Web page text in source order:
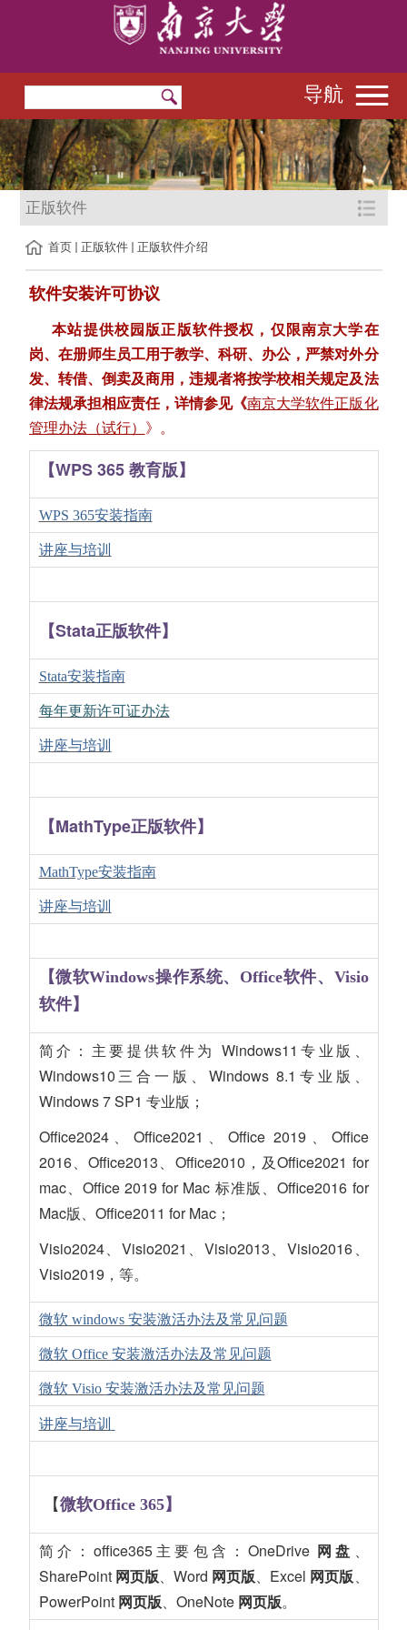
导航
正版软件
首页 正版软件 正版软件介绍
软件安装许可协议
本站提供校园版正版软件授权，仅限南京大学在
岗、在册师生员工用于教学、科研、办公，严禁对外分
发、转借、倒卖及商用 ，违规者将按学校相关规定及法
律法规承担相应责任，详情参见《南京大学软件正版化
管理办法（试行） 》。
【WPS 365 教育版】
WPS 365安装指南
讲座与培训
【Stata正版软件】
Stata安装指南
每年更新许可证办法
讲座与培训
【MathType正版软件】
MathType安装指南
讲座与培训
【微软Windows操作系统、Office软件、Visio
软件】
简介：主要提供软件为 Windows11专业版 、
Windows10三合一版 、Windows 8.1专业版 、
Windows 7 SP1 专业版 ；
Office2024、Office2021、Office 2019、Office
2016、Office2013、Office2010，及Office2021 for
mac、 Office 2019 for Mac 标准版、Office2016 for
Mac版、Office2011 for Mac；
Visio2024、Visio2021、Visio2013、Visio2016、
Visio2019，等。
微软 windows 安装激活办法及常见问题
微软 Office 安装激活办法及常见问题
微软 Visio 安装激活办法及常见问题
讲座与培训
【微软Office 365】
简介：office365主要包含：OneDrive 网盘 、
SharePoint 网页版、Word 网页版、Excel 网页版、
PowerPoint 网页版、OneNote 网页版。